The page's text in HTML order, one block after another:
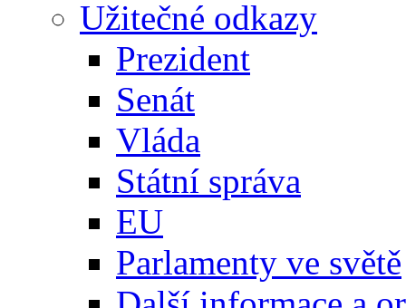
Užitečné odkazy
Prezident
Senát
Vláda
Státní správa
EU
Parlamenty ve světě